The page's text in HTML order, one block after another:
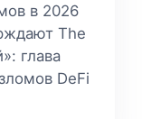
в 2026
The
глава
DeFi